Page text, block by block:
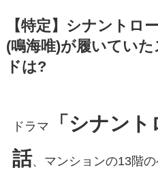
【特定】シナントロ
(鳴海唯)が履いてい
ドは?
ドラマ
「シナン
話、マンションの13階